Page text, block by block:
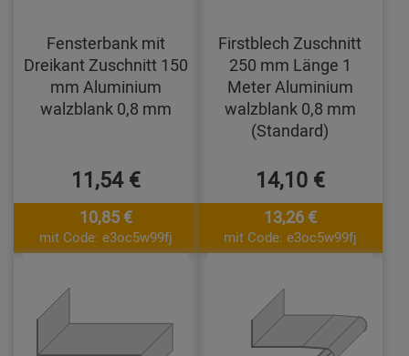
Fensterbank mit
Dreikant Zuschnitt 150
mm Aluminium
walzblank 0,8 mm
11,54 €
10,85 €
mit Code: e3oc5w99fj
Firstblech Zuschnitt
250 mm Länge 1
Meter Aluminium
walzblank 0,8 mm
(Standard)
14,10 €
13,26 €
mit Code: e3oc5w99fj